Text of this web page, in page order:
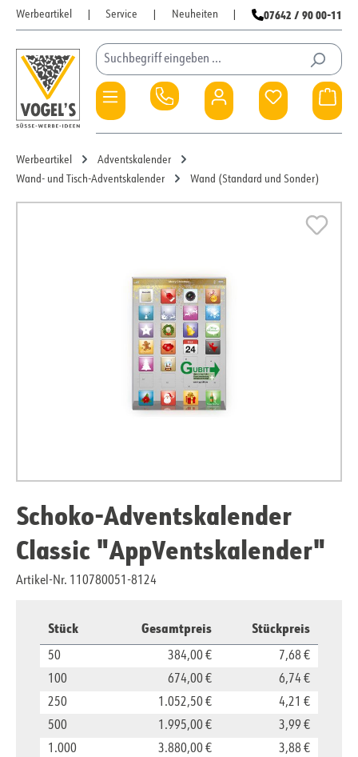
Zum Hauptinhalt springen
Werbeartikel Service Neuheiten 07642 / 90 00-11
Du hast 0
Werbeartikel
Adventskalender
Wand- und Tisch-Adventskalender
Wand (Standard und Sonder)
Schoko-Adventskalender
Classic "AppVentskalender"
Artikel-Nr. 110780051-8124
Stück Gesamtpreis Stückpreis
50 384,00 €
7,68 €
100
674,00 €
6,74 €
250
1.052,50 €
4,21 €
500
1.995,00 €
3,99 €
1.000
3.880,00 €
3,88 €